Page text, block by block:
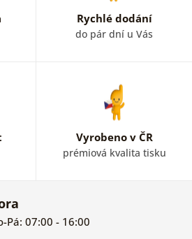
Rychlé dodání
do pár dní u Vás
Vyrobeno v ČR
prémiová kvalita tisku
Pá: 07:00 - 16:00